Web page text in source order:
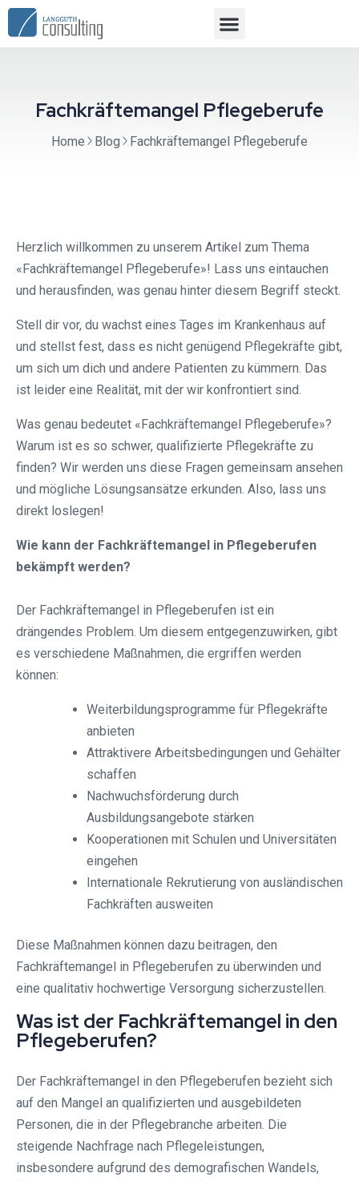
Fachkräftemangel Pflegeberufe
Home Blog Fachkräftemangel Pflegeberufe
Herzlich willkommen zu unserem Artikel zum Thema
«Fachkräftemangel Pflegeberufe»! Lass uns eintauchen
und herausfinden, was genau hinter diesem Begriff steckt.
Stell dir vor, du wachst eines Tages im Krankenhaus auf
und stellst fest, dass es nicht genügend Pflegekräfte gibt,
um sich um dich und andere Patienten zu kümmern. Das
ist leider eine Realität, mit der wir konfrontiert sind.
Was genau bedeutet «Fachkräftemangel Pflegeberufe»?
Warum ist es so schwer, qualifizierte Pflegekräfte zu
finden? Wir werden uns diese Fragen gemeinsam ansehen
und mögliche Lösungsansätze erkunden. Also, lass uns
direkt loslegen!
Wie kann der Fachkräftemangel in Pflegeberufen
bekämpft werden?
Der Fachkräftemangel in Pflegeberufen ist ein
drängendes Problem. Um diesem entgegenzuwirken, gibt
es verschiedene Maßnahmen, die ergriffen werden
können:
Weiterbildungsprogramme für Pflegekräfte
anbieten
Attraktivere Arbeitsbedingungen und Gehälter
schaffen
Nachwuchsförderung durch
Ausbildungsangebote stärken
Kooperationen mit Schulen und Universitäten
eingehen
Internationale Rekrutierung von ausländischen
Fachkräften ausweiten
Diese Maßnahmen können dazu beitragen, den
Fachkräftemangel in Pflegeberufen zu überwinden und
eine qualitativ hochwertige Versorgung sicherzustellen.
Was ist der Fachkräftemangel in den
Pflegeberufen?
Der Fachkräftemangel in den Pflegeberufen bezieht sich
auf den Mangel an qualifizierten und ausgebildeten
Personen, die in der Pflegebranche arbeiten. Die
steigende Nachfrage nach Pflegeleistungen,
insbesondere aufgrund des demografischen Wandels,